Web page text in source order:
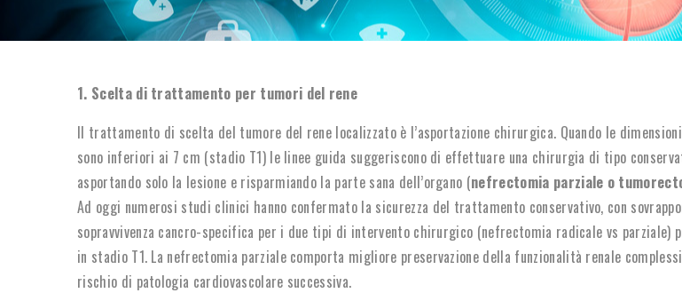
1. Scelta di trattamento per tumori del rene
Il trattamento di scelta del tumore del rene localizzato è l’asportazione chirurgica. Quando le
sono inferiori ai 7 cm (stadio T1) le linee guida suggeriscono di effettuare una chirurgia di tipo
asportando solo la lesione e risparmiando la parte sana dell’organo (nefrectomia parziale o
Ad oggi numerosi studi clinici hanno confermato la sicurezza del trattamento conservativo, con
sopravvivenza cancro-specifica per i due tipi di intervento chirurgico (nefrectomia radicale vs parziale)
in stadio T1. La nefrectomia parziale comporta migliore preservazione della funzionalità renale
rischio di patologia cardiovascolare successiva.